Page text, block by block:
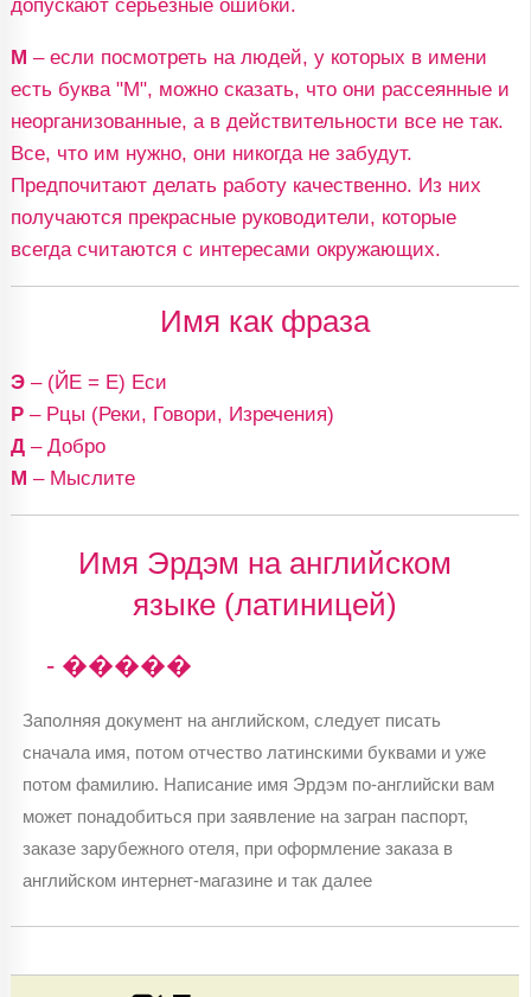
допускают серьезные ошибки.
М – если посмотреть на людей, у которых в имени
есть буква "М", можно сказать, что они рассеянные и
неорганизованные, а в действительности все не так.
Все, что им нужно, они никогда не забудут.
Предпочитают делать работу качественно. Из них
получаются прекрасные руководители, которые
всегда считаются с интересами окружающих.
Имя как фраза
Э– (ЙЕ = Е) Еси
Р– Рцы (Реки, Говори, Изречения)
Д– Добро
М – Мыслите
Имя Эрдэм на английском
языке (латиницей)
- �����
Заполняя документ на английском, следует писать
сначала имя, потом отчество латинскими буквами и уже
потом фамилию. Написание имя Эрдэм по-английски вам
может понадобиться при заявление на загран паспорт,
заказе зарубежного отеля, при оформление заказа в
английском интернет-магазине и так далее